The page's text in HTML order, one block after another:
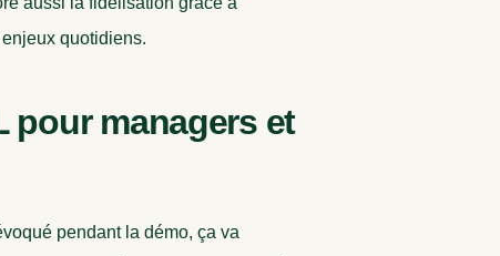
quotidiens.
pour managers et
pendant la démo, ça va